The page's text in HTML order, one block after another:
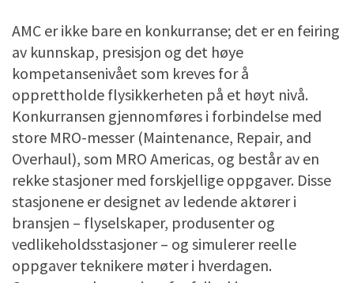
AMC er ikke bare en konkurranse; det er en feiring
av kunnskap, presisjon og det høye
kompetansenivået som kreves for å
opprettholde flysikkerheten på et høyt nivå.
Konkurransen gjennomføres i forbindelse med
store MRO-messer (Maintenance, Repair, and
Overhaul), som MRO Americas, og består av en
rekke stasjoner med forskjellige oppgaver. Disse
stasjonene er designet av ledende aktører i
bransjen – flyselskaper, produsenter og
vedlikeholdsstasjoner – og simulerer reelle
oppgaver teknikere møter i hverdagen.